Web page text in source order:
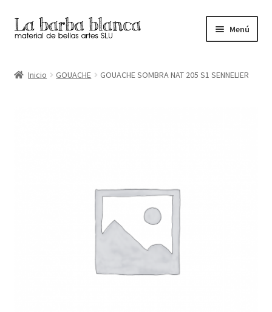
Ir
a
navegación
Ir
al
Menú
Inicio GOUACHE GOUACHE SOMBRA NAT 205 S1 SENNELIER